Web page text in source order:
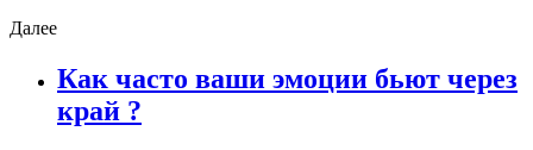
Далее
Как часто ваши эмоции бьют через
край ?